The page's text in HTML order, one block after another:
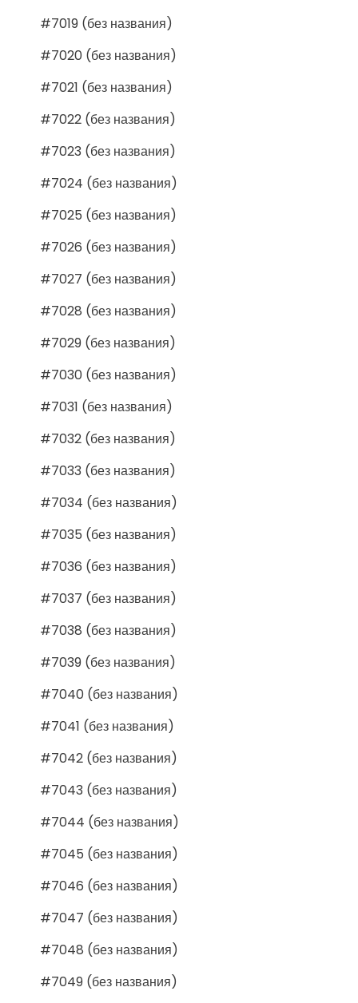
#7019 (без названия)
#7020 (без названия)
#7021 (без названия)
#7022 (без названия)
#7023 (без названия)
#7024 (без названия)
#7025 (без названия)
#7026 (без названия)
#7027 (без названия)
#7028 (без названия)
#7029 (без названия)
#7030 (без названия)
#7031 (без названия)
#7032 (без названия)
#7033 (без названия)
#7034 (без названия)
#7035 (без названия)
#7036 (без названия)
#7037 (без названия)
#7038 (без названия)
#7039 (без названия)
#7040 (без названия)
#7041 (без названия)
#7042 (без названия)
#7043 (без названия)
#7044 (без названия)
#7045 (без названия)
#7046 (без названия)
#7047 (без названия)
#7048 (без названия)
#7049 (без названия)